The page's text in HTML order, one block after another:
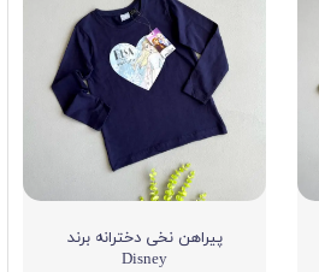
پیراهن نخی دخترانه برند
Disney